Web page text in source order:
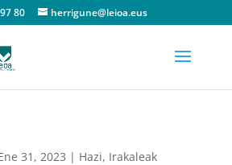
80 herrigune@leioa.eus
31, 2023 | Hazi, Irakaleak